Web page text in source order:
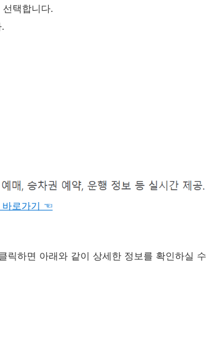
택합니다.
바로가기 ☜
릭하면 아래와 같이 상세한 정보를 확인하실 수